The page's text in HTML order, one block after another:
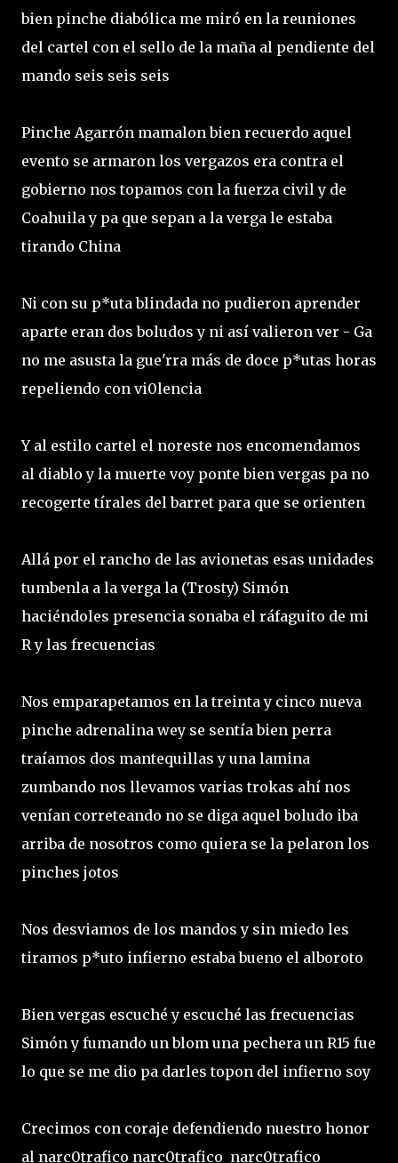
bien pinche diabólica me miró en la reuniones
del cartel con el sello de la maña al pendiente del
mando seis seis seis
Pinche Agarrón mamalon bien recuerdo aquel
evento se armaron los vergazos era contra el
gobierno nos topamos con la fuerza civil y de
Coahuila y pa que sepan a la verga le estaba
tirando China
Ni con su p*uta blindada no pudieron aprender
aparte eran dos boludos y ni así valieron ver - Ga
no me asusta la gue'rra más de doce p*utas horas
repeliendo con vi0lencia
Y al estilo cartel el noreste nos encomendamos
al diablo y la muerte voy ponte bien vergas pa no
recogerte tírales del barret para que se orienten
Allá por el rancho de las avionetas esas unidades
tumbenla a la verga la (Trosty) Simón
haciéndoles presencia sonaba el ráfaguito de mi
R y las frecuencias
Nos emparapetamos en la treinta y cinco nueva
pinche adrenalina wey se sentía bien perra
traíamos dos mantequillas y una lamina
zumbando nos llevamos varias trokas ahí nos
venían correteando no se diga aquel boludo iba
arriba de nosotros como quiera se la pelaron los
pinches jotos
Nos desviamos de los mandos y sin miedo les
tiramos p*uto infierno estaba bueno el alboroto
Bien vergas escuché y escuché las frecuencias
Simón y fumando un blom una pechera un R15 fue
lo que se me dio pa darles topon del infierno soy
Crecimos con coraje defendiendo nuestro honor
al narc0trafico narc0trafico narc0trafico